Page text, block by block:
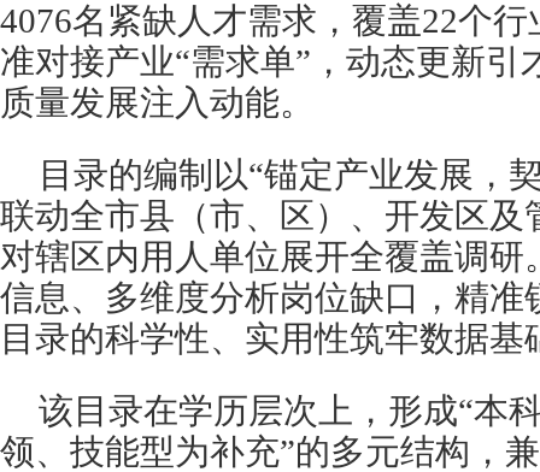
4076名紧缺人才需求，覆盖22个
准对接产业“需求单”，动态更新引
质量发展注入动能。
目录的编制以“锚定产业发展，
联动全市县（市、区）、开发区及
对辖区内用人单位展开全覆盖调
信息、多维度分析岗位缺口，精准
目录的科学性、实用性筑牢数据基
该目录在学历层次上，形成“本
领、技能型为补充”的多元结构，